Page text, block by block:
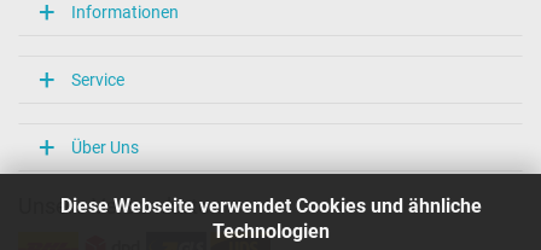
Diese Webseite verwendet Cookies und ähnliche
Technologien
Informationen
Service
Über Uns
Unsere Versandarten